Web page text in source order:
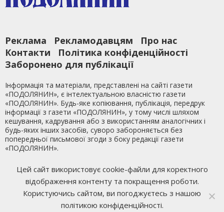
Реклама Рекламодавцям
Про нас
Контакти
Політика конфіденційності
Заборонено для публікації
Інформація та матеріали, представлені на сайті газети
«ПОДОЛЯНИН», є інтелектуальною власністю газети
«ПОДОЛЯНИН». Будь-яке копіювання, публікація, передрук
інформації з газети «ПОДОЛЯНИН», у тому числі шляхом
кешування, кадрування або з використанням аналогічних і
будь-яких інших засобів, суворо забороняється без
попередньої письмової згоди з боку редакції газети
«ПОДОЛЯНИН».
Ми у Facebook
Розробка сайтуMixfon Studio
Цей сайт використовує cookie-файли для коректного
відображення контенту та покращення роботи.
Користуючись сайтом, ви погоджуєтесь з нашою
політикою конфіденційності.